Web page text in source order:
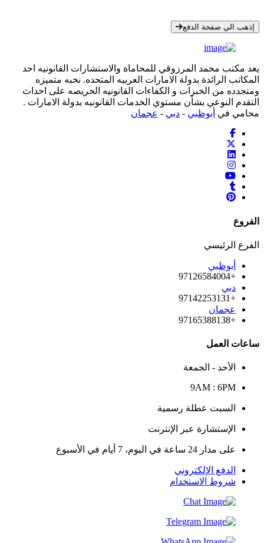
إذهب الي صفحة الدفع
يعد مكتب محمد المرزوقي للمحاماة والاستشارات القانونيه احد
المكاتب الرائدة بدولة الامارات العربيه المتحده. نخبه متميزه
ومتجدده من الخبرات و الكفاءات القانونيه الحريصه على احداث
التقدم النوعي بشأن مستوي الخدمات القانونيه بدولة الامارات .
محامي في أبوظبي - دبي - عجمان
الفروع
الفرع الرئيسي
أبوظبي
+97126584004
دبي
+97142253131
عجمان
+97165388138
ساعات العمل
الأحد - الجمعة
9AM : 6PM
السبت عطلة رسمية
الإستشارة عبر الإنترنت
على مدار 24 ساعة في اليوم، 7 أيام في الأسبوع
الدفع الإلكتروني
شروط الاستخدام